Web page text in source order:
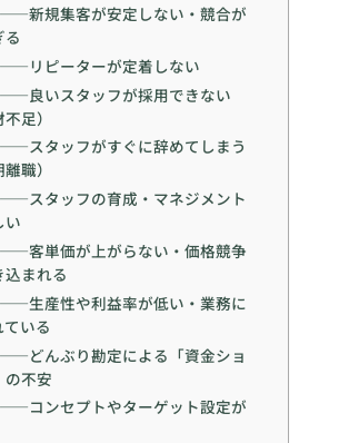
新規集客が安定しない・競合が
る
リピーターが定着しない
良いスタッフが採用できない
不足）
スタッフがすぐに辞めてしまう
離職）
スタッフの育成・マネジメント
い
客単価が上がらない・価格競争
込まれる
生産性や利益率が低い・業務に
いる
どんぶり勘定による「資金ショ
の不安
コンセプトやターゲット設定が